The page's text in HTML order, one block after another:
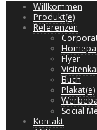
Willkommen
Produkt(e)
Referenzen
Flyer
Buch
Plakat(e)
Social
Kontakt